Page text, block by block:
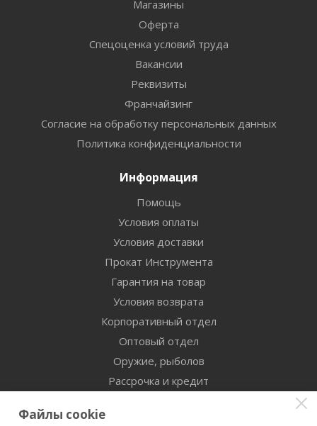
Магазины
Оферта
Спецоценка условий труда
Вакансии
Реквизиты
Франчайзинг
Согласие на обработку персональных данных
Политика конфиденциальности
Информация
Помощь
Условия оплаты
Условия доставки
Прокат Инструмента
Гарантия на товар
Условия возврата
Корпоративный отдел
Оптовый отдел
Оружие, рыболов
Рассрочка и кредит
Файлы cookie